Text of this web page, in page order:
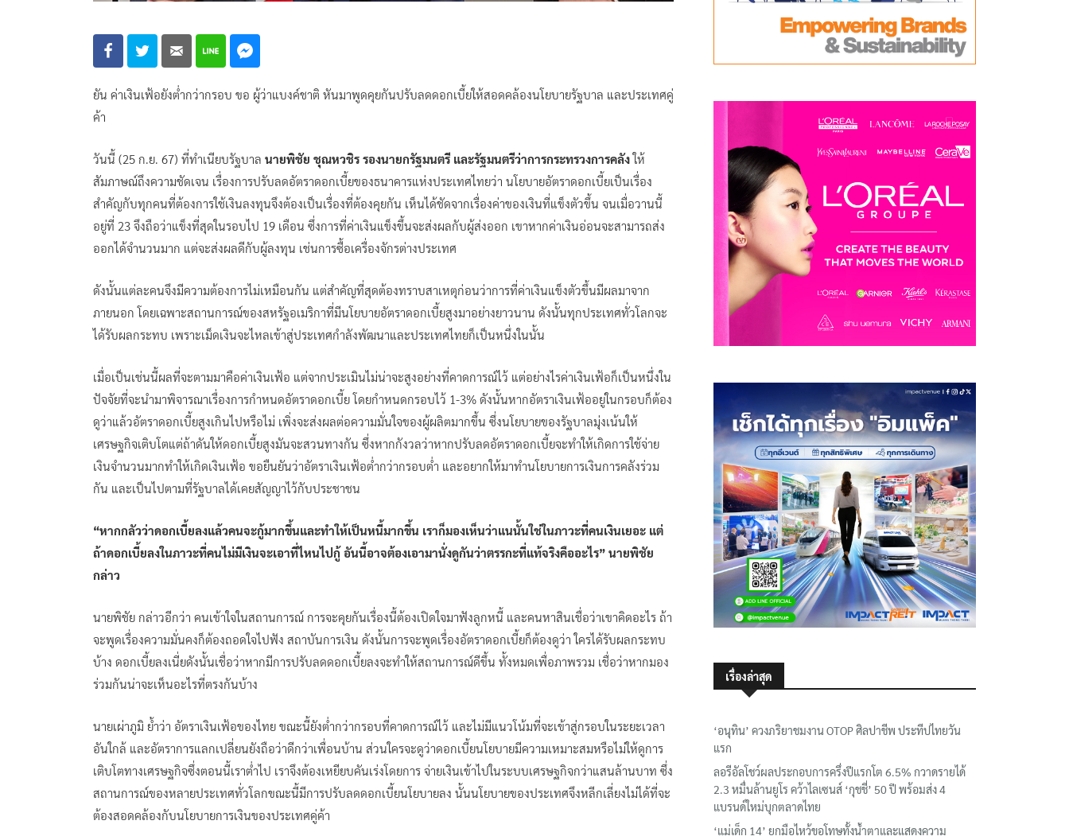
ยัน ค่าเงินเฟ้อยังต่ำกว่ากรอบ ขอ ผู้ว่าแบงค์ชาติ หันมาพูดคุยกันปรับลดดอกเบี้ยให้สอดคล้องนโยบายรัฐบาล และประเทศคู่
ค้า
วันนี้ (25 ก.ย. 67) ที่ทำเนียบรัฐบาล นายพิชัย ชุณหวชิร รองนายกรัฐมนตรี และรัฐมนตรีว่าการกระทรวงการคลังให้
สัมภาษณ์ถึงความชัดเจน เรื่องการปรับลดอัตราดอกเบี้ยของธนาคารแห่งประเทศไทยว่า นโยบายอัตราดอกเบี้ยเป็นเรื่อง
สำคัญกับทุกคนที่ต้องการใช้เงินลงทุนจึงต้องเป็นเรื่องที่ต้องคุยกัน เห็นได้ชัดจากเรื่องค่าของเงินที่แข็งตัวขึ้น จนเมื่อวานนี้
อยู่ที่ 23 จึงถือว่าแข็งที่สุดในรอบไป 19 เดือน ซึ่งการที่ค่าเงินแข็งขึ้นจะส่งผลกับผู้ส่งออก เขาหากค่าเงินอ่อนจะสามารถส่ง
ออกได้จำนวนมาก แต่จะส่งผลดีกับผู้ลงทุน เช่นการซื้อเครื่องจักรต่างประเทศ
ดังนั้นแต่ละคนจึงมีความต้องการไม่เหมือนกัน แต่สำคัญที่สุดต้องทราบสาเหตุก่อนว่าการที่ค่าเงินแข็งตัวขึ้นมีผลมาจาก
ภายนอก โดยเฉพาะสถานการณ์ของสหรัฐอเมริกาที่มีนโยบายอัตราดอกเบี้ยสูงมาอย่างยาวนาน ดังนั้นทุกประเทศทั่วโลกจะ
ได้รับผลกระทบ เพราะเม็ดเงินจะไหลเข้าสู่ประเทศกำลังพัฒนาและประเทศไทยก็เป็นหนึ่งในนั้น
เมื่อเป็นเช่นนี้ผลที่จะตามมาคือค่าเงินเฟ้อ แต่จากประเมินไม่น่าจะสูงอย่างที่คาดการณ์ไว้ แต่อย่างไรค่าเงินเฟ้อก็เป็นหนึ่งใน
ปัจจัยที่จะนำมาพิจารณาเรื่องการกำหนดอัตราดอกเบี้ย โดยกำหนดกรอบไว้ 1-3% ดังนั้นหากอัตราเงินเฟ้ออยู่ในกรอบก็ต้อง
ดูว่าแล้วอัตราดอกเบี้ยสูงเกินไปหรือไม่ เพิ่งจะส่งผลต่อความมั่นใจของผู้ผลิตมากขึ้น ซึ่งนโยบายของรัฐบาลมุ่งเน้นให้
เศรษฐกิจเติบโตแต่ถ้าดันให้ดอกเบี้ยสูงมันจะสวนทางกัน ซึ่งหากกังวลว่าหากปรับลดอัตราดอกเบี้ยจะทำให้เกิดการใช้จ่าย
เงินจำนวนมากทำให้เกิดเงินเฟ้อ ขอยืนยันว่าอัตราเงินเฟ้อต่ำกว่ากรอบต่ำ และอยากให้มาทำนโยบายการเงินการคลังร่วม
กัน และเป็นไปตามที่รัฐบาลได้เคยสัญญาไว้กับประชาชน
“หากกลัวว่าดอกเบี้ยลงแล้วคนจะกู้มากขึ้นและทำให้เป็นหนี้มากขึ้น เราก็มองเห็นว่าแนนั้นใช่ในภาวะที่คนเงินเยอะ แต่
ถ้าดอกเบี้ยลงในภาวะที่คนไม่มีเงินจะเอาที่ไหนไปกู้ อันนี้อาจต้องเอามานั่งดูกันว่าตรรกะที่แท้จริงคืออะไร” นายพิชัย
กล่าว
นายพิชัย กล่าวอีกว่า คนเข้าใจในสถานการณ์ การจะคุยกันเรื่องนี้ต้องเปิดใจมาฟังลูกหนี้ และคนหาสินเชื่อว่าเขาคิดอะไร ถ้า
จะพูดเรื่องความมั่นคงก็ต้องถอดใจไปฟัง สถาบันการเงิน ดังนั้นการจะพูดเรื่องอัตราดอกเบี้ยก็ต้องดูว่า ใครได้รับผลกระทบ
บ้าง ดอกเบี้ยลงเนี่ยดังนั้นเชื่อว่าหากมีการปรับลดดอกเบี้ยลงจะทำให้สถานการณ์ดีขึ้น ทั้งหมดเพื่อภาพรวม เชื่อว่าหากมอง
ร่วมกันน่าจะเห็นอะไรที่ตรงกันบ้าง
นายเผ่าภูมิ ย้ำว่า อัตราเงินเฟ้อของไทย ขณะนี้ยังต่ำกว่ากรอบที่คาดการณ์ไว้ และไม่มีแนวโน้มที่จะเข้าสู่กรอบในระยะเวลา
อันใกล้ และอัตราการแลกเปลี่ยนยังถือว่าดีกว่าเพื่อนบ้าน ส่วนใครจะดูว่าดอกเบี้ยนโยบายมีความเหมาะสมหรือไม่ให้ดูการ
เติบโตทางเศรษฐกิจซึ่งตอนนี้เราต่ำไป เราจึงต้องเหยียบคันเร่งโดยการ จ่ายเงินเข้าไปในระบบเศรษฐกิจกว่าแสนล้านบาท ซึ่ง
สถานการณ์ของหลายประเทศทั่วโลกขณะนี้มีการปรับลดดอกเบี้ยนโยบายลง นั้นนโยบายของประเทศจึงหลีกเลี่ยงไม่ได้ที่จะ
ต้องสอดคล้องกับนโยบายการเงินของประเทศคู่ค้า
เรื่องล่าสุด
‘อนุทิน’ ควงภริยาชมงาน OTOP ศิลปาชีพ ประทีปไทยวัน
แรก
ลอรีอัลโชว์ผลประกอบการครึ่งปีแรกโต 6.5% กวาดรายได้
2.3 หมื่นล้านยูโร คว้าไลเซนส์ ‘กุชชี่’ 50 ปี พร้อมส่ง 4
แบรนด์ใหม่บุกตลาดไทย
‘แม่เด็ก 14’ ยกมือไหว้ขอโทษทั้งน้ำตาและแสดงความ